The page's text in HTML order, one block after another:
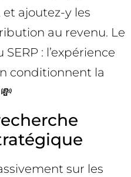
et ajoutez-y les
au revenu. Le
SERP : l’expérience
conditionnent la
sur les